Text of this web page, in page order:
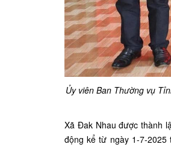
Ủy viên Ban Thường vụ
Xã Đak Nhau được thành
động kể từ ngày 1-7-2025